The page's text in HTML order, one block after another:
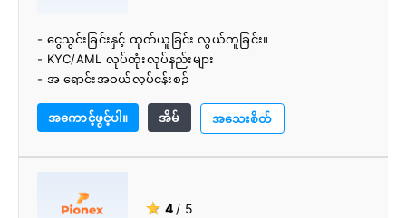
- ငွေသွင်းခြင်းနှင့် ထုတ်ယူခြင်း လွယ်ကူခြင်း။
- KYC/AML လုပ်ထုံးလုပ်နည်းများ
- အ ရောင်းအဝယ်လုပ်ငန်းစဉ်
အကောင့်ဖွင့်ပါ။
အိမ် အသေးစိတ်
★ 4 / 5